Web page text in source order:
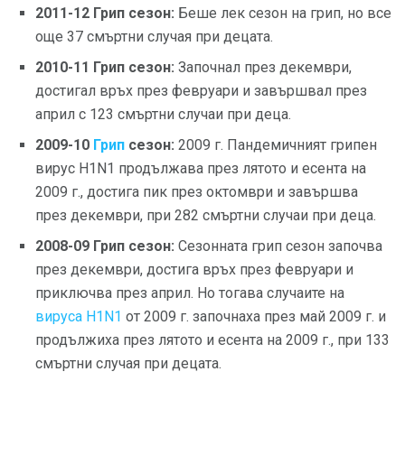
2011-12 Грип сезон: Беше лек сезон на грип, но все
още 37 смъртни случая при децата.
2010-11 Грип сезон: Започнал през декември,
достигал връх през февруари и завършвал през
април с 123 смъртни случаи при деца.
2009-10 Грип сезон: 2009 г. Пандемичният грипен
вирус H1N1 продължава през лятото и есента на
2009 г., достига пик през октомври и завършва
през декември, при 282 смъртни случаи при деца.
2008-09 Грип сезон: Сезонната грип сезон започва
през декември, достига връх през февруари и
приключва през април. Но тогава случаите на
вируса H1N1 от 2009 г. започнаха през май 2009 г. и
продължиха през лятото и есента на 2009 г., при 133
смъртни случая при децата.